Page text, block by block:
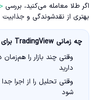
اگر طلا معامله می‌کنید، بررسی
بهتری از نقدشوندگی و جذابیت
چه زمانی TradingView برای شما ضروری می‌شود؟
وقتی چند بازار را
دارید
وقتی تحلیل را از اجرا
شود